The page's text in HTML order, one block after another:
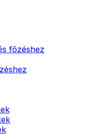
főzéshez